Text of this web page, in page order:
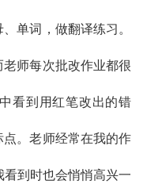
单词，做翻译练习。
师每次批改作业都很
看到用红笔改出的错
。老师经常在我的作
看到时也会悄悄高兴一